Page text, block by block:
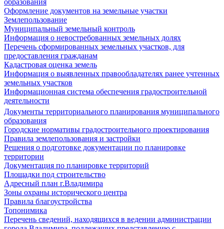
образования
Оформление документов на земельные участки
Землепользование
Муниципальный земельный контроль
Информация о невостребованных земельных долях
Перечень сформированных земельных участков, для
предоставления гражданам
Кадастровая оценка земель
Информация о выявленных правообладателях ранее учтенных
земельных участков
Информационная система обеспечения градостроительной
деятельности
Документы территориального планирования муниципального
образования
Городские нормативы градостроительного проектирования
Правила землепользования и застройки
Решения о подготовке документации по планировке
территории
Документация по планировке территорий
Площадки под строительство
Адресный план г.Владимира
Зоны охраны исторического центра
Правила благоустройства
Топонимика
Перечень сведений, находящихся в ведении администрации